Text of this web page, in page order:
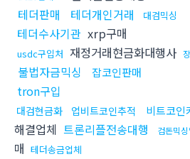
테더판매
테더개인거래 대검믹싱
테더수사기관 xrp구매
usdc구입처 재정거래현금화대행사
불법자금믹싱
잡코인판매
tron구입
대검현금화 업비트코인추적 비트코인
해결업체 트론리플전송대행 검돈믹
매 테더송금업체